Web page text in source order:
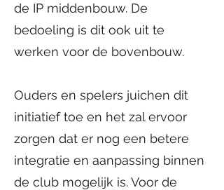
de IP middenbouw. De
bedoeling is dit ook uit te
werken voor de bovenbouw.
Ouders en spelers juichen dit
initiatief toe en het zal ervoor
zorgen dat er nog een betere
integratie en aanpassing binnen
de club mogelijk is. Voor de